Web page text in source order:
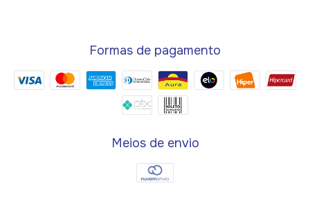
Formas de pagamento
Meios de envio